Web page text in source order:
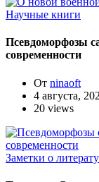
Научные книги
Псевдоморфозы
современности
От ninaoft
4 августа,
20 views
Заметки о